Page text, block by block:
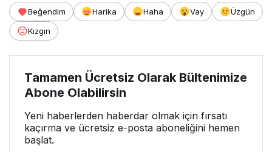
Beğendim Harika Haha Vay
Üzgün
Kızgın
Tamamen Ücretsiz Olarak Bültenimize
Abone Olabilirsin
Yeni haberlerden haberdar olmak için fırsatı
kaçırma ve ücretsiz e-posta aboneliğini hemen
başlat.